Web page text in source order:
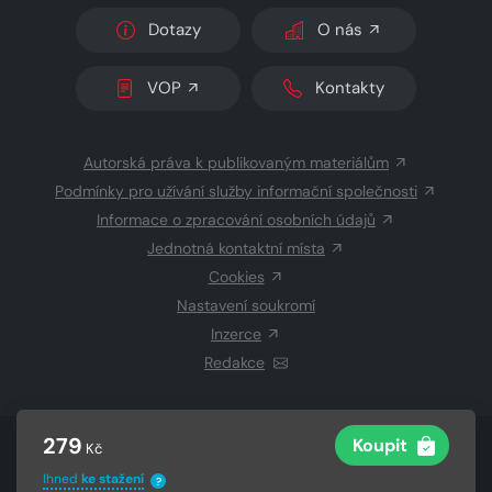
279 Kč Koupit
Ihned ke stažení ?
Dotazy O nás
VOP Kontakty
Autorská práva k publikovaným materiálům
Podmínky pro užívání služby informační společnosti
Informace o zpracování osobních údajů
Jednotná kontaktní místa
Cookies
Nastavení soukromí
Inzerce
Redakce
© 2026 Copyright CZECH NEWS CENTER a.s.a dodavatelé